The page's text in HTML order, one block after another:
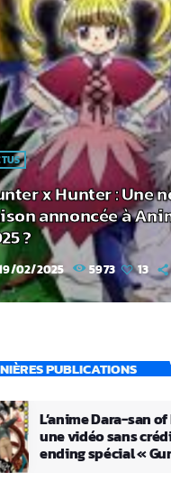
x Hunter : Une
annoncée à
?
02/2025 5973 13
PUBLICATIONS
L’anime Dara-san
une vidéo sans
ending spécial «